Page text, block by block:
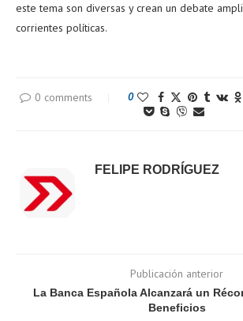
este tema son diversas y crean un debate
corrientes políticas.
0 comments 0
FELIPE RODRÍGUEZ
Publicación anterior
La Banca Española Alcanzará un
Beneficios